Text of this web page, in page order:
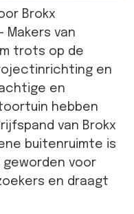
Brokx
Makers van
trots op de
en
en
hebben
van Brokx
buitenruimte is
geworden voor
en draagt